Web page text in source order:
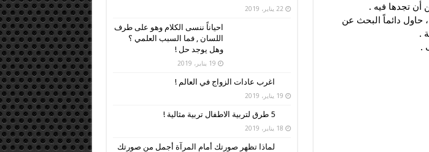
أن تجدها فيه .
دائماً البحث عن
.
.
22 يناير، 2019
احياناً ننسى الكلام وهو على طرف
اللسان , فما السبب العلمي ؟
وهل يوجد حل !
19 يناير، 2019
اغرب عادات الزواج في العالم !
19 يناير، 2019
5 طرق لتربية الاطفال تربية مثالية !
18 يناير، 2019
لماذا تظهر صورتك أمام المرآة أجمل من صورتك